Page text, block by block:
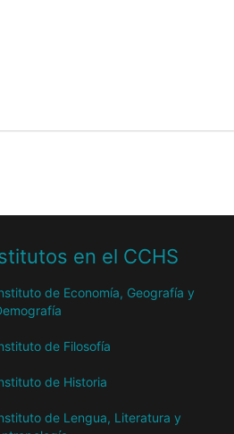
en el CCHS
de Economía, Geografía y
de Filosofía
de Historia
de Lengua, Literatura y